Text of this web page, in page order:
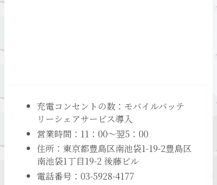
充電コンセントの数：モバイルバッテ
リーシェアサービス導入
営業時間：11：00～翌5：00
住所：東京都豊島区南池袋1-19-2豊島区
南池袋1丁目19-2 後藤ビル
電話番号：03-5928-4177